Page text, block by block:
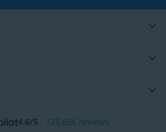
4.6/5 - 125.656 reviews